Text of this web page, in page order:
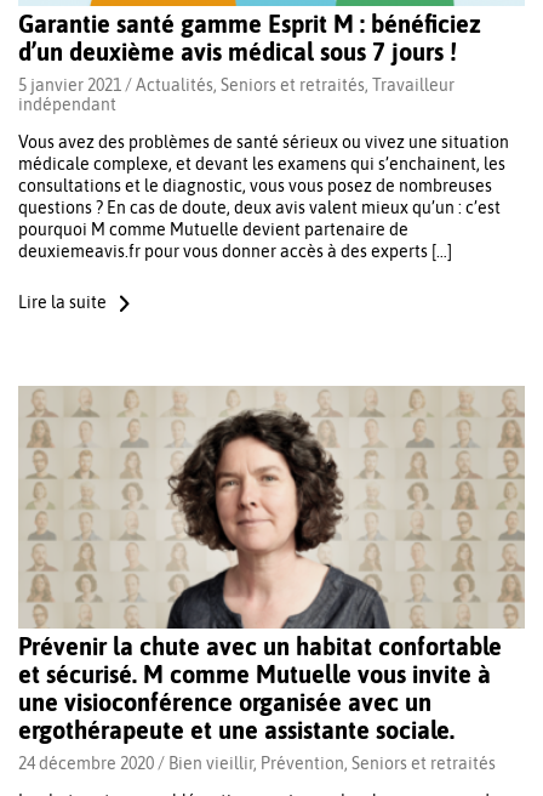
Garantie santé gamme Esprit M : bénéficiez
d’un deuxième avis médical sous 7 jours !
5 janvier 2021 /Actualités, Seniors et retraités, Travailleur
indépendant
Vous avez des problèmes de santé sérieux ou vivez une situation
médicale complexe, et devant les examens qui s’enchainent, les
consultations et le diagnostic, vous vous posez de nombreuses
questions ? En cas de doute, deux avis valent mieux qu’un : c’est
pourquoi M comme Mutuelle devient partenaire de
deuxiemeavis.fr pour vous donner accès à des experts […]
Lire la suite
Prévenir la chute avec un habitat confortable
et sécurisé. M comme Mutuelle vous invite à
une visioconférence organisée avec un
ergothérapeute et une assistante sociale.
24 décembre 2020 / Bien vieillir, Prévention, Seniors et retraités